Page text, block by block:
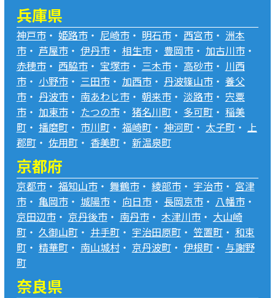
兵庫県
神戸市・ 姫路市・ 尼崎市・ 明石市・ 西宮市・ 洲本
市・ 芦屋市・ 伊丹市・ 相生市・ 豊岡市・ 加古川市・
赤穂市・ 西脇市・ 宝塚市・ 三木市・ 高砂市・ 川西
市・ 小野市・ 三田市・ 加西市・ 丹波篠山市・ 養父
市・ 丹波市・ 南あわじ市・ 朝来市・ 淡路市・ 宍粟
市・ 加東市・ たつの市・ 猪名川町・ 多可町・ 稲美
町・ 播磨町・ 市川町・ 福崎町・ 神河町・ 太子町・ 上
郡町・ 佐用町・ 香美町・ 新温泉町
京都府
京都市・ 福知山市・ 舞鶴市・ 綾部市・ 宇治市・ 宮津
市・ 亀岡市・ 城陽市・ 向日市・ 長岡京市・ 八幡市・
京田辺市・ 京丹後市・ 南丹市・ 木津川市・ 大山崎
町・ 久御山町・ 井手町・ 宇治田原町・ 笠置町・ 和束
町・ 精華町・ 南山城村・ 京丹波町・ 伊根町・ 与謝野
町
奈良県